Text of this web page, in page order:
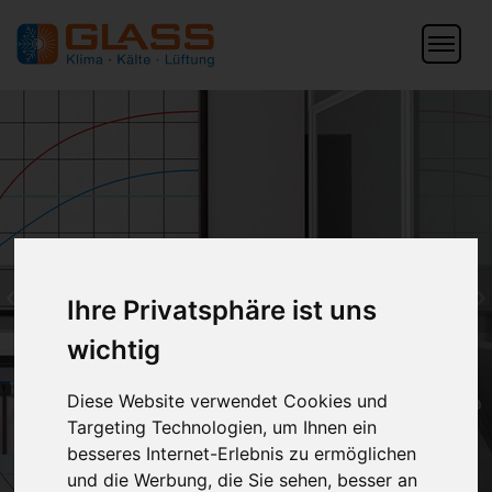
Ihre Privatsphäre ist uns
wichtig
Diese Website verwendet Cookies und
Targeting Technologien, um Ihnen ein
besseres Internet-Erlebnis zu ermöglichen
und die Werbung, die Sie sehen, besser an